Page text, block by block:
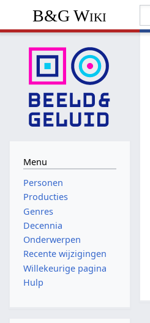
B&G Wiki
Menu
Personen
Producties
Genres
Decennia
Onderwerpen
Recente wijzigingen
Willekeurige pagina
Hulp